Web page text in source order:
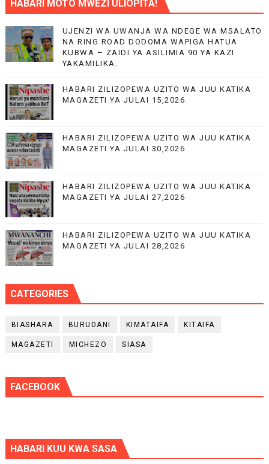
HABARI MOTO MWEZI ULIOPITA!
UJENZI WA UWANJA WA NDEGE WA MSALATO
NA RING ROAD DODOMA WAPIGA HATUA
KUBWA – ZAIDI YA ASILIMIA 90 YA KAZI
YAKAMILIKA.
HABARI ZILIZOPEWA UZITO WA JUU KATIKA
MAGAZETI YA JULAI 15,2026
HABARI ZILIZOPEWA UZITO WA JUU KATIKA
MAGAZETI YA JULAI 30,2026
HABARI ZILIZOPEWA UZITO WA JUU KATIKA
MAGAZETI YA JULAI 27,2026
HABARI ZILIZOPEWA UZITO WA JUU KATIKA
MAGAZETI YA JULAI 28,2026
CATEGORIES
BIASHARA BURUDANI KIMATAIFA KITAIFA
MAGAZETI MICHEZO SIASA
FACEBOOK
HABARI KUU KWA SASA